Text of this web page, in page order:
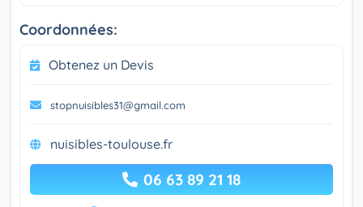
Coordonnées:
Obtenez un Devis
stopnuisibles31@gmail.com
nuisibles-toulouse.fr
06 63 89 21 18